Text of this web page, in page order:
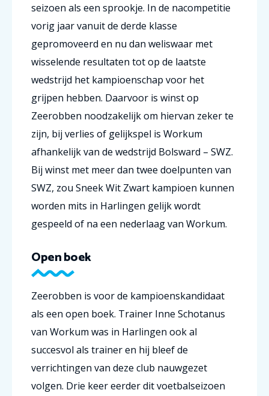
seizoen als een sprookje. In de nacompetitie
vorig jaar vanuit de derde klasse
gepromoveerd en nu dan weliswaar met
wisselende resultaten tot op de laatste
wedstrijd het kampioenschap voor het
grijpen hebben. Daarvoor is winst op
Zeerobben noodzakelijk om hiervan zeker te
zijn, bij verlies of gelijkspel is Workum
afhankelijk van de wedstrijd Bolsward – SWZ.
Bij winst met meer dan twee doelpunten van
SWZ, zou Sneek Wit Zwart kampioen kunnen
worden mits in Harlingen gelijk wordt
gespeeld of na een nederlaag van Workum.
Open boek
Zeerobben is voor de kampioenskandidaat
als een open boek. Trainer Inne Schotanus
van Workum was in Harlingen ook al
succesvol als trainer en hij bleef de
verrichtingen van deze club nauwgezet
volgen. Drie keer eerder dit voetbalseizoen